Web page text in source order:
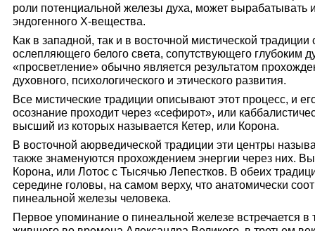
роли потенциальной железы духа, может вырабатывать
эндогенного Х-вещества.
Как в западной, так и в восточной мистической
ослепляющего белого света, сопутствующего глубоким
«просветление» обычно является результатом
духовного, психологического и этического развития.
Все мистические традиции описывают этот процесс, и
осознание проходит через «сефирот», или
высший из которых называется Кетер, или Корона.
В восточной аюрведической традиции эти центры
также знаменуются прохождением энергии через них.
Корона, или Лотос с Тысячью Лепестков. В обеих
середине головы, на самом верху, что анатомически
пинеальной железы человека.
Первое упоминание о пинеальной железе встречается в